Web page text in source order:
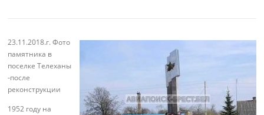
23.11.2018.г. Фото
памятника в
поселке Телеханы
-после
реконструкции
1952 году на